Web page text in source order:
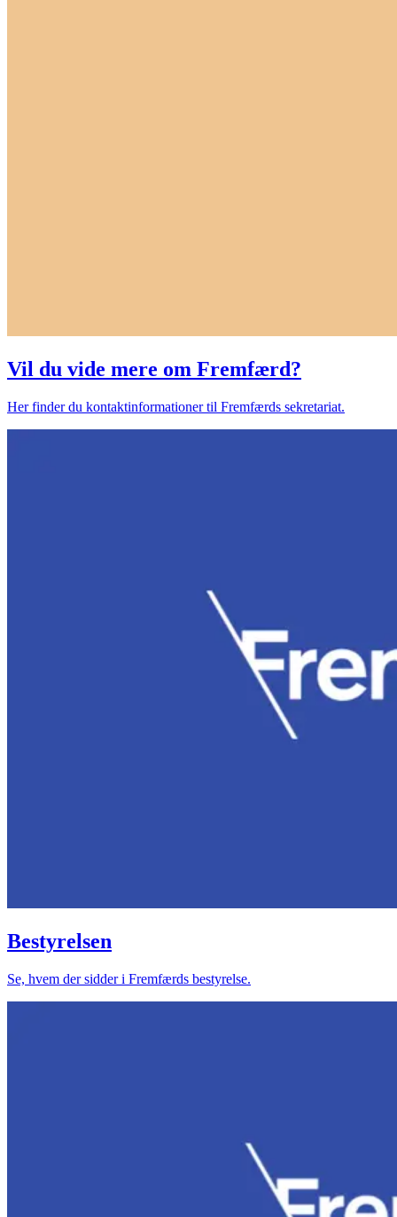
Vil du vide mere om Fremfærd?
Her finder du kontaktinformationer til Fremfærds sekretariat.
Bestyrelsen
Se, hvem der sidder i Fremfærds bestyrelse.